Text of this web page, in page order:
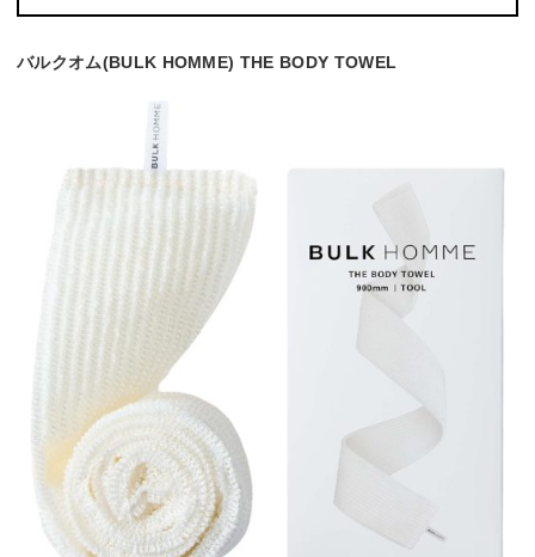
バルクオム(BULK HOMME) THE BODY TOWEL